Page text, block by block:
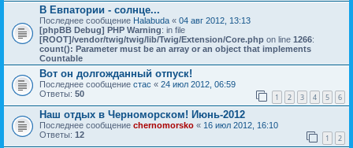
В Евпатории - солнце...
Последнее сообщение Halabuda « 04 авг 2012, 13:13
[phpBB Debug] PHP Warning: in file
[ROOT]/vendor/twig/twig/lib/Twig/Extension/Core.php on line 1266:
count(): Parameter must be an array or an object that implements
Countable
Вот он долгожданный отпуск!
Последнее сообщение стас « 24 июл 2012, 06:59
Ответы: 50 1 2 3 4 5 6
Наш отдых в Черноморском! Июнь-2012
Последнее сообщение chernomorsko « 16 июл 2012, 16:10
Ответы: 12 1 2